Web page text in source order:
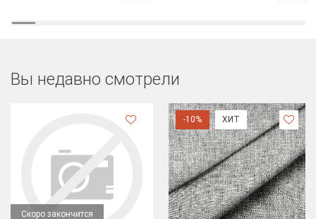
Вы недавно смотрели
Скоро закончится
-10% ХИТ